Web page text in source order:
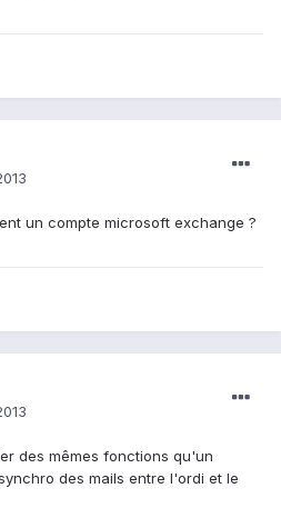
un compte microsoft exchange ?
des mêmes fonctions qu'un
des mails entre l'ordi et le